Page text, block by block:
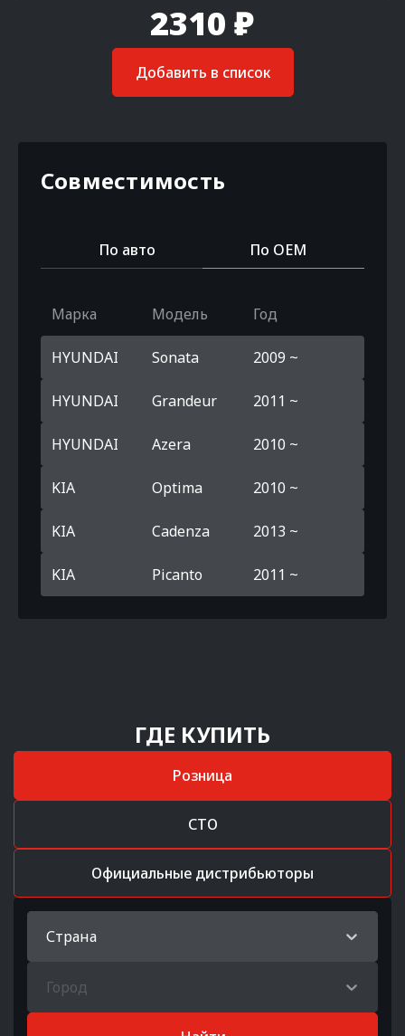
2310 ₽
Добавить в список
Совместимость
По авто По OEM
Марка Модель Год
HYUNDAI Sonata 2009 ~
HYUNDAI Grandeur 2011 ~
HYUNDAI Azera 2010 ~
KIA Optima 2010 ~
KIA Cadenza 2013 ~
KIA Picanto 2011 ~
ГДЕ КУПИТЬ
Розница
СТО
Официальные дистрибьюторы
Страна
Город